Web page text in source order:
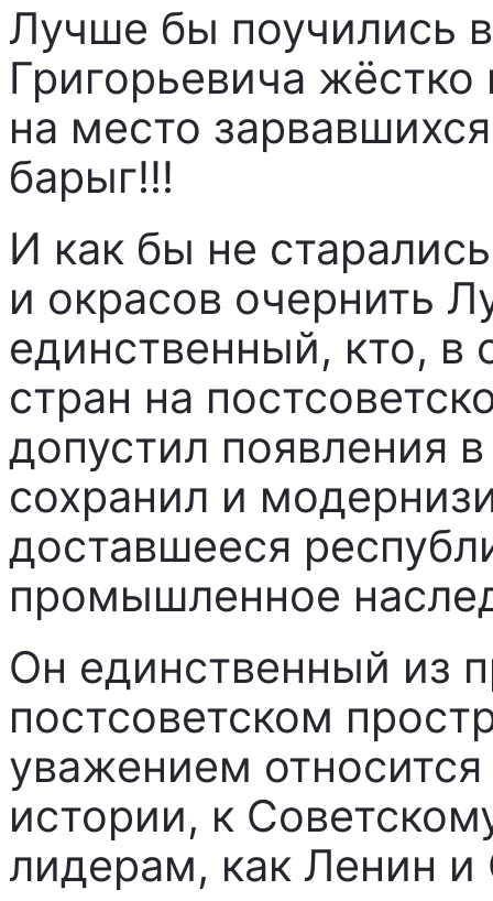
Лучше бы поучились
Григорьевича жёстко
на место
барыг!!!
И как бы не
и окрасов очернить
единственный, кто, в
стран на
допустил появления
сохранил и
доставшееся
промышленное
Он единственный из
постсоветском
уважением
истории, к
лидерам, как Ленин и